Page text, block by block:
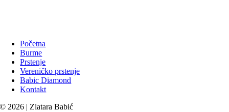
Početna
Burme
Prstenje
Vereničko prstenje
Babic Diamond
Kontakt
© 2026 | Zlatara Babić